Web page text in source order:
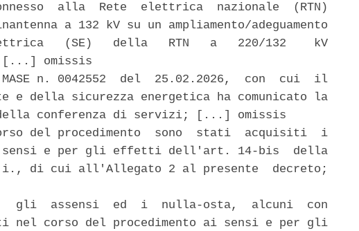
alla  Rete  elettrica  nazionale  (RTN)
a 132 kV su un ampliamento/adeguamento
(SE)   della   RTN   a   220/132    kV
[...] omissis
n. 0042552  del  25.02.2026,  con  cui  il
e della sicurezza energetica ha comunicato la
conferenza di servizi; [...] omissis
del procedimento  sono  stati  acquisiti  i
sensi e per gli effetti dell'art. 14-bis  della
di cui all'Allegato 2 al presente  decreto;
gli  assensi  ed  i  nulla-osta,  alcuni  con
nel corso del procedimento ai sensi e per gli